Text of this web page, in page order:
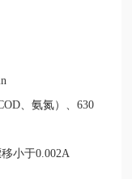
、氨氮）、630
移小于0.002A